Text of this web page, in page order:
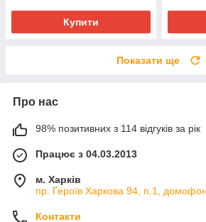
Купити
Показати ще
Про нас
98% позитивних з 114 відгуків за рік
Працює з 04.03.2013
м. Харків
пр. Героїв Харкова 94, п.1,
Контакти